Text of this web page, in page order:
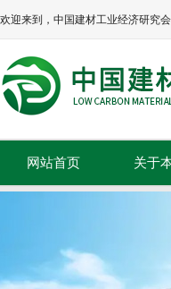
欢迎来到，中国建材工业经济研究
网站首页 关于